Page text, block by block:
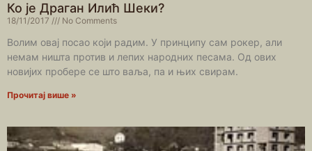
Ко је Драган Илић Шеки?
18/11/2017 No Comments
Волим овај посао који радим. У принципу сам рокер, али
немам ништа против и лепих народних песама. Од ових
новијих пробере се што ваља, па и њих свирам.
Прочитај више »